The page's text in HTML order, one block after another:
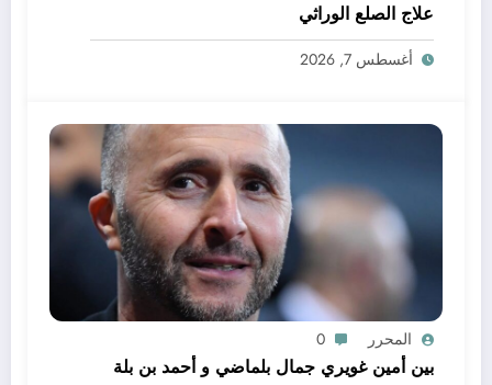
علاج الصلع الوراثي
أغسطس 7, 2026
المحرر 0
بين أمين غويري جمال بلماضي و أحمد بن بلة